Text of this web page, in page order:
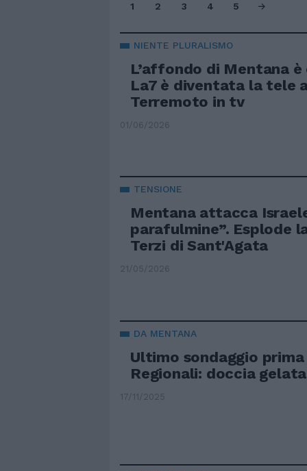
1 2 3 4 5
NIENTE PLURALISMO
L’affondo di Mentana
La7 è diventata la tele
Terremoto in tv
01/06/2026
TENSIONE
Mentana attacca
parafulmine”. Esplode
Terzi di Sant'Agata
21/05/2026
DA MENTANA
Ultimo sondaggio
Regionali: doccia
17/11/2025